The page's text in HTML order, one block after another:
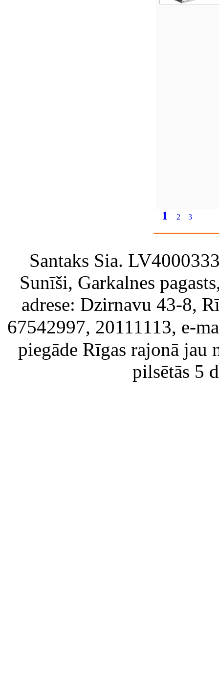
1 2 3
Santaks Sia.
Sunīši, Garkalnes
adrese: Dzirnavu 43-8,
67542997, 20111113, e-
piegāde Rīgas rajonā jau
pilsētās 5